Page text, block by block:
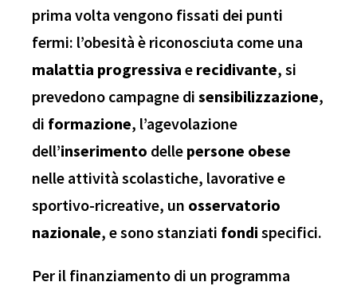
prima volta vengono fissati dei punti
fermi: l’obesità è riconosciuta come una
malattia progressiva e recidivante, si
prevedono campagne di sensibilizzazione,
di formazione, l’agevolazione
dell’inserimento delle persone obese
nelle attività scolastiche, lavorative e
sportivo-ricreative, un osservatorio
nazionale, e sono stanziati fondi specifici.
Per il finanziamento di un programma